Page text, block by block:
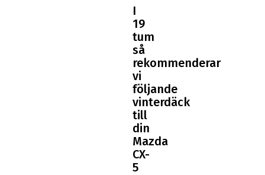
I
19
tum
så
rekommenderar
vi
följande
vinterdäck
till
din
Mazda
CX-
5